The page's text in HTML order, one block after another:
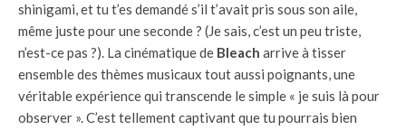
shinigami, et tu t’es demandé s’il t’avait pris sous son aile,
même juste pour une seconde ? (Je sais, c’est un peu triste,
n’est-ce pas ?). La cinématique de Bleach arrive à tisser
ensemble des thèmes musicaux tout aussi poignants, une
véritable expérience qui transcende le simple « je suis là pour
observer ». C’est tellement captivant que tu pourrais bien